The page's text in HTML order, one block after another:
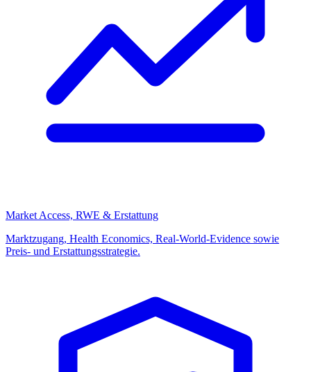
Market Access, RWE & Erstattung
Marktzugang, Health Economics, Real-World-Evidence sowie
Preis- und Erstattungsstrategie.